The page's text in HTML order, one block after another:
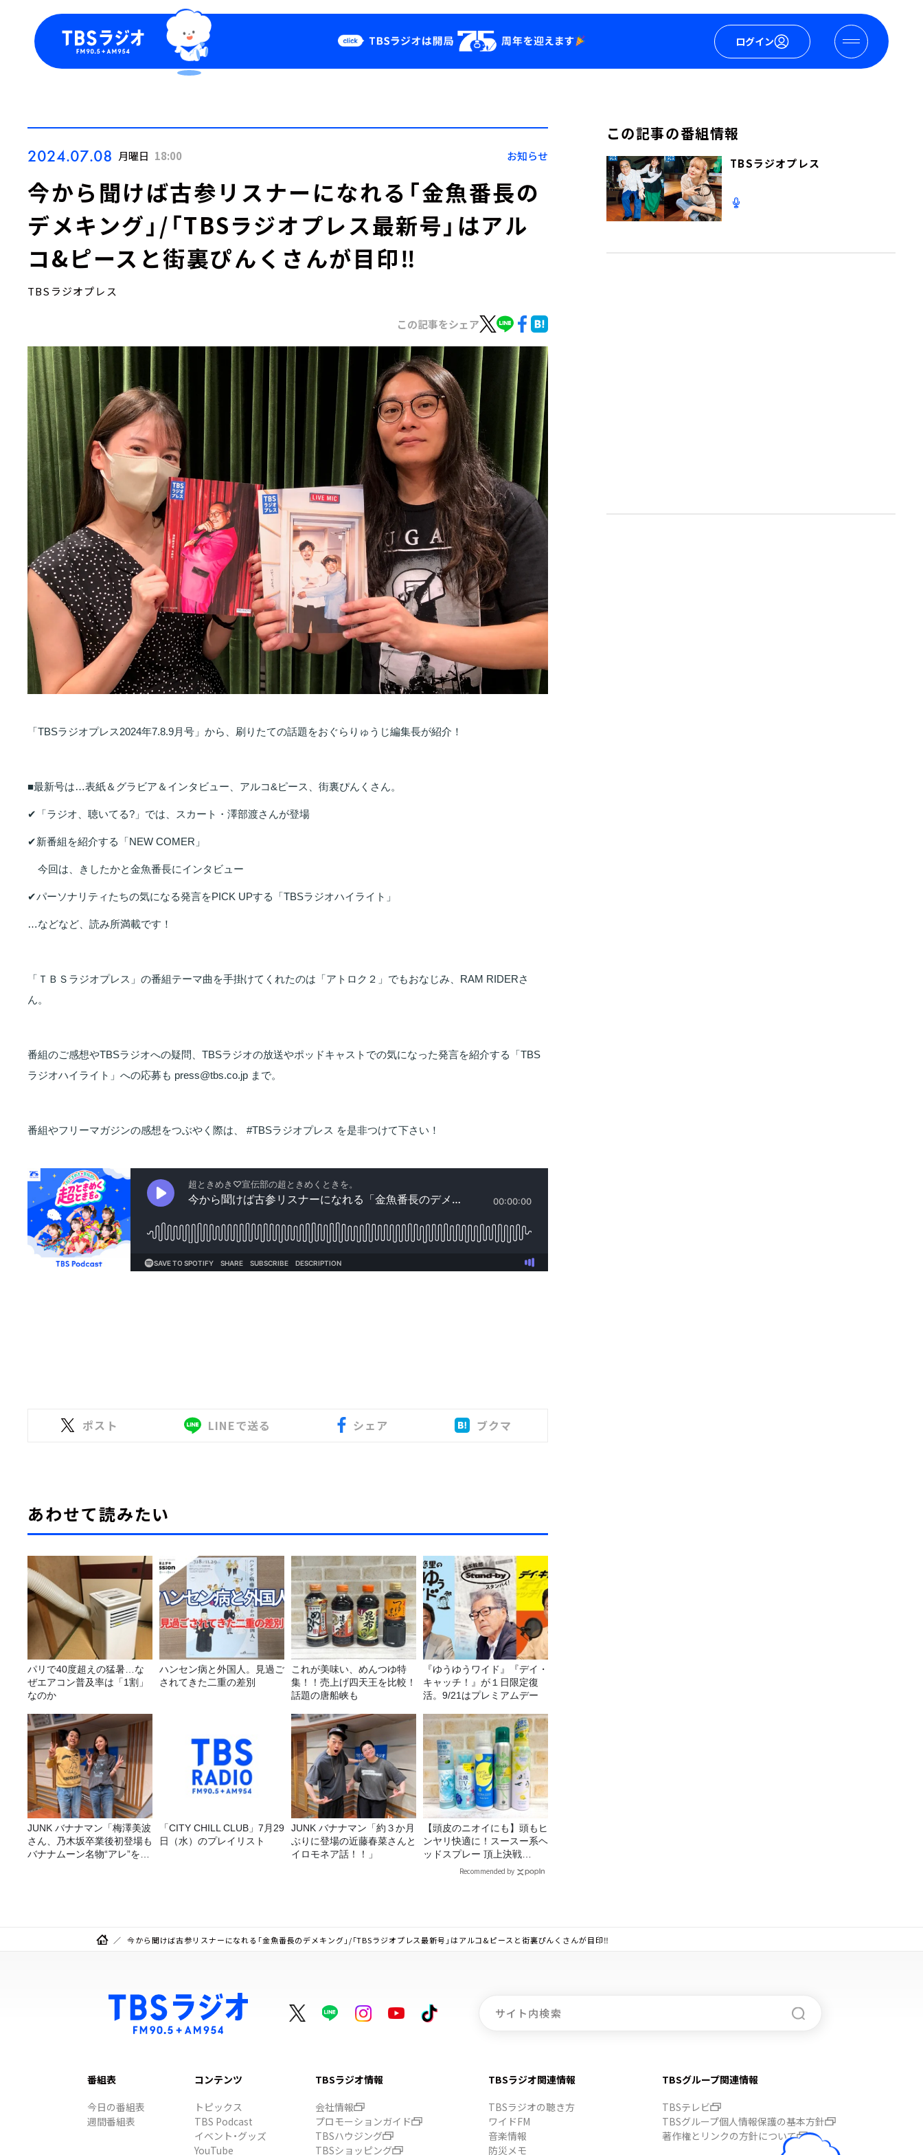
ログイン
Podcast
YouTube
2024.07.08 月曜日 18:00 お知らせ
今から聞けば古参リスナーになれる「金魚番長の
デメキング」/「TBSラジオプレス最新号」はアル
コ&ピースと街裏ぴんくさんが目印‼
TBSラジオプレス
この記事をシェア
「TBSラジオプレス2024年7.8.9月号」から、刷りたての話題をおぐらりゅうじ編集長が紹介！
■最新号は…表紙＆グラビア＆インタビュー、アルコ&ピース、街裏ぴんくさん。
✔「ラジオ、聴いてる?」では、スカート・澤部渡さんが登場
✔新番組を紹介する「NEW COMER」
今回は、きしたかと金魚番長にインタビュー
✔パーソナリティたちの気になる発言をPICK UPする「TBSラジオハイライト」
…などなど、読み所満載です！
「ＴＢＳラジオプレス」の番組テーマ曲を手掛けてくれたのは「アトロク２」でもおなじみ、RAM RIDERさ
ん。
番組のご感想やTBSラジオへの疑問、TBSラジオの放送やポッドキャストでの気になった発言を紹介する「TBS
ラジオハイライト」への応募も press@tbs.co.jp まで。
番組やフリーマガジンの感想をつぶやく際は、 #TBSラジオプレス を是非つけて下さい！
ポスト LINEで送る シェア ブクマ
あわせて読みたい
パリで40度超えの猛暑…な
ぜエアコン普及率は「1割」
なのか
ハンセン病と外国人。見過ご
されてきた二重の差別
これが美味い、めんつゆ特
集！！売上げ四天王を比較！
話題の唐船峡も
『ゆうゆうワイド』『デイ・
キャッチ！』が１日限定復
活。9/21はプレミアムデー
JUNK バナナマン「梅澤美波
さん、乃木坂卒業後初登場も
バナナムーン名物“アレ”を喰
「CITY CHILL CLUB」7月29
日（水）のプレイリスト
JUNK バナナマン「約３か月
ぶりに登場の近藤春菜さんと
イロモネア話！！」
【頭皮のニオイにも】頭もヒ
ンヤリ快適に！スースー系ヘ
ッドスプレー 頂上決戦
Recommended by
この記事の番組情報
TBSラジオプレス
今から聞けば古参リスナーになれる「金魚番長のデメキング」/「TBSラジオプレス最新号」はアルコ&ピースと街裏ぴんくさんが目印‼
番組表
今日の番組表
週間番組表
コンテンツ
トピックス
TBS Podcast
イベント・グッズ
YouTube
TBSラジオ情報
会社情報
プロモーションガイド
TBSハウジング
TBSショッピング
TBSラジオ関連情報
TBSラジオの聴き方
ワイドFM
音楽情報
防災メモ
TBSグループ関連情報
TBSテレビ
TBSグループ個人情報保護の基本方針
著作権とリンクの方針について